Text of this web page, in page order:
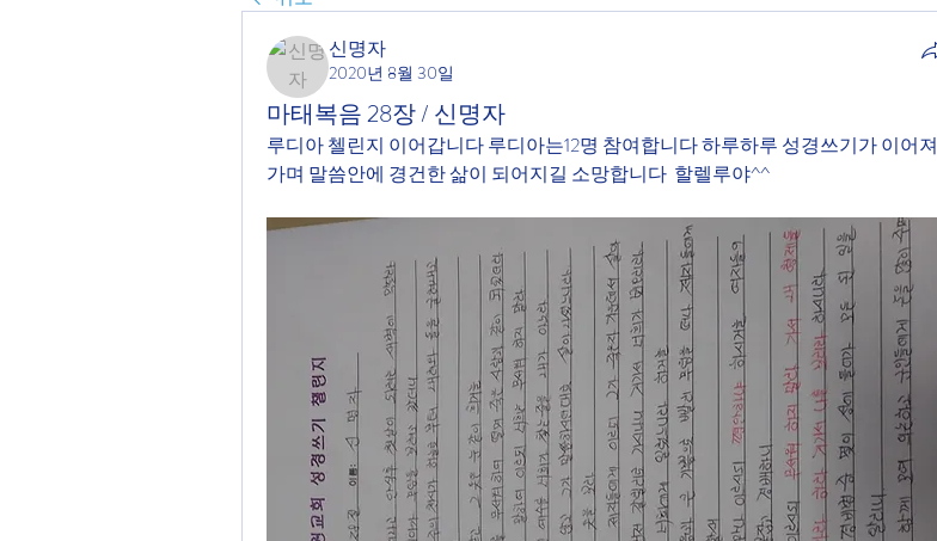
신명자
2020년 8월 30일
마태복음 28장 / 신명자
루디아 첼린지 이어갑니다 루디아는12명 참여합니다 하루하루 성경쓰기가 이어져
가며 말씀안에 경건한 삶이 되어지길 소망합니다  할렐루야^^